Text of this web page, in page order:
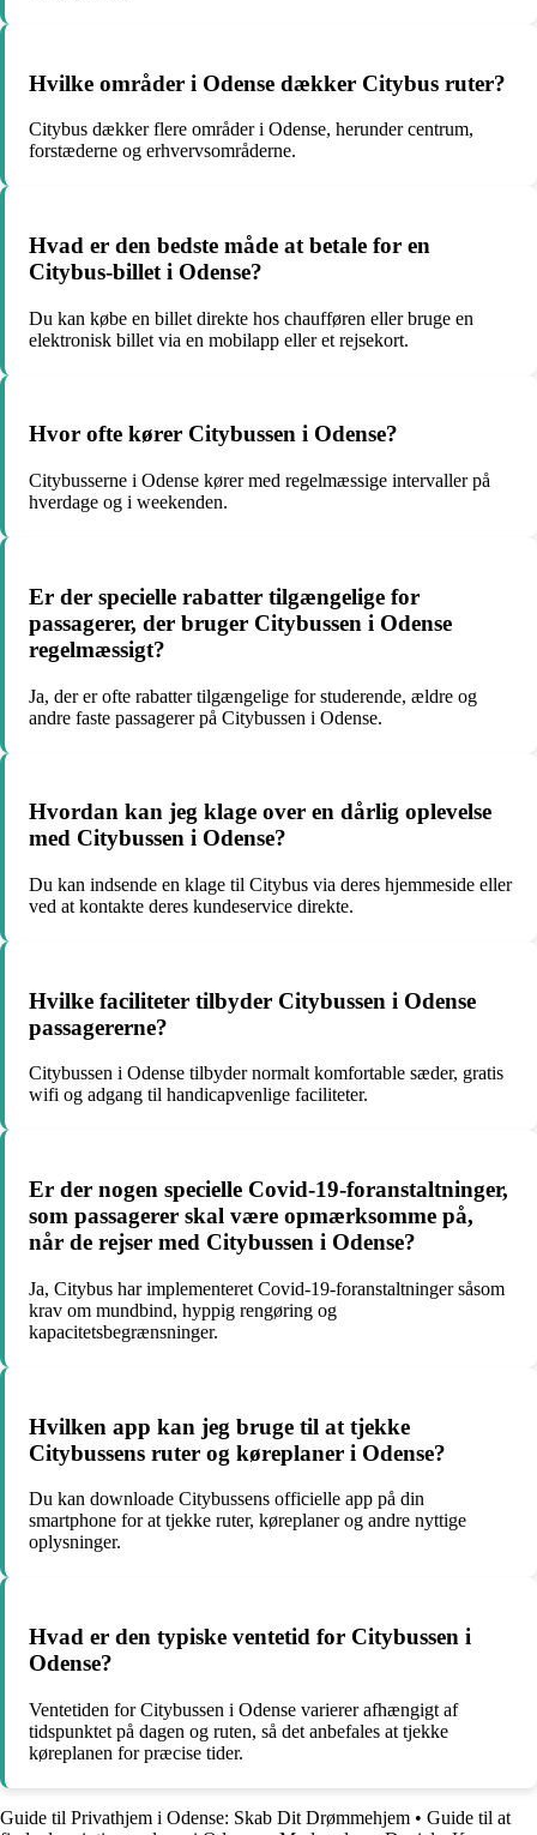
Hvilke områder i Odense dækker Citybus ruter?
Citybus dækker flere områder i Odense, herunder centrum,
forstæderne og erhvervsområderne.
Hvad er den bedste måde at betale for en
Citybus-billet i Odense?
Du kan købe en billet direkte hos chaufføren eller bruge en
elektronisk billet via en mobilapp eller et rejsekort.
Hvor ofte kører Citybussen i Odense?
Citybusserne i Odense kører med regelmæssige intervaller på
hverdage og i weekenden.
Er der specielle rabatter tilgængelige for
passagerer, der bruger Citybussen i Odense
regelmæssigt?
Ja, der er ofte rabatter tilgængelige for studerende, ældre og
andre faste passagerer på Citybussen i Odense.
Hvordan kan jeg klage over en dårlig oplevelse
med Citybussen i Odense?
Du kan indsende en klage til Citybus via deres hjemmeside eller
ved at kontakte deres kundeservice direkte.
Hvilke faciliteter tilbyder Citybussen i Odense
passagererne?
Citybussen i Odense tilbyder normalt komfortable sæder, gratis
wifi og adgang til handicapvenlige faciliteter.
Er der nogen specielle Covid-19-foranstaltninger,
som passagerer skal være opmærksomme på,
når de rejser med Citybussen i Odense?
Ja, Citybus har implementeret Covid-19-foranstaltninger såsom
krav om mundbind, hyppig rengøring og
kapacitetsbegrænsninger.
Hvilken app kan jeg bruge til at tjekke
Citybussens ruter og køreplaner i Odense?
Du kan downloade Citybussens officielle app på din
smartphone for at tjekke ruter, køreplaner og andre nyttige
oplysninger.
Hvad er den typiske ventetid for Citybussen i
Odense?
Ventetiden for Citybussen i Odense varierer afhængigt af
tidspunktet på dagen og ruten, så det anbefales at tjekke
køreplanen for præcise tider.
Guide til Privathjem i Odense: Skab Dit Drømmehjem • Guide til at